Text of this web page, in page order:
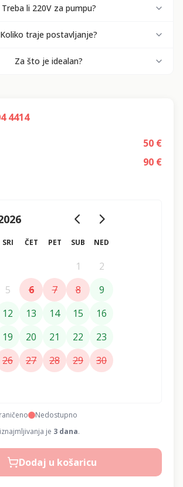
Treba li 220V za pumpu?
Koliko traje postavljanje?
Za što je idealan?
4414
50 €
90 €
SRI ČET PET SUB NED
1
2
5 6 7 8
9
12 13 14 15
16
19 20 21 22
23
26 27 28 29
30
Nedostupno
je 3 dana.
Dodaj u košaricu